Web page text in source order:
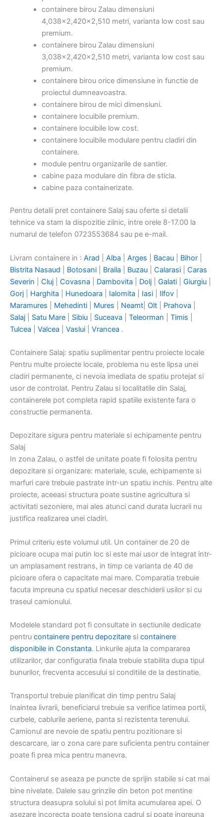
containere birou Zalau dimensiuni
4,038×2,420×2,510 metri, varianta low cost sau
premium.
containere birou Zalau dimensiuni
3,038×2,420×2,510 metri, varianta low cost sau
premium.
containere birou orice dimensiune in functie de
proiectul dumneavoastra.
containere birou de mici dimensiuni.
containere locuibile premium.
containere locuibile low cost.
containere locuibile modulare pentru cladiri din
containere.
module pentru organizarile de santier.
cabine paza modulare din fibra de sticla.
cabine paza containerizate.
Pentru detalii pret containere Salaj sau oferte si detalii
tehnice va stam la dispozitie zilnic, intre orele 8-17.00 la
numarul de telefon 0723553684 sau pe e-mail.
Livram containere in : Arad Alba Arges Bacau Bihor
Bistrita Nasaud
Botosani Braila Buzau Calarasi
Caras
Severin
Cluj Covasna Dambovita Dolj Galati Giurgiu
Gorj
Harghita Hunedoara Ialomita Iasi Ilfov
Maramures
Mehedinti Mures Neamt Olt Prahova
Salaj
Satu Mare Sibiu Suceava Teleorman Timis
Tulcea
Valcea Vaslui Vrancea .
Containere Salaj: spatiu suplimentar pentru proiecte locale
Pentru multe proiecte locale, problema nu este lipsa unei
cladiri permanente, ci nevoia imediata de spatiu protejat si
usor de controlat. Pentru Zalau si localitatile din Salaj,
containerele pot completa rapid spatiile existente fara o
constructie permanenta.
Depozitare sigura pentru materiale si echipamente pentru
Salaj
In zona Zalau, o astfel de unitate poate fi folosita pentru
depozitare si organizare: materiale, scule, echipamente si
marfuri care trebuie pastrate intr-un spatiu inchis. Pentru alte
proiecte, aceeasi structura poate sustine agricultura si
activitati sezoniere, mai ales atunci cand durata lucrarii nu
justifica realizarea unei cladiri.
Primul criteriu este volumul util. Un container de 20 de
picioare ocupa mai putin loc si este mai usor de integrat intr-
un amplasament restrans, in timp ce varianta de 40 de
picioare ofera o capacitate mai mare. Comparatia trebuie
facuta impreuna cu spatiul necesar deschiderii usilor si cu
traseul camionului.
Modelele standard pot fi consultate in sectiunile dedicate
pentru containere pentru depozitare si containere
disponibile in Constanta. Linkurile ajuta la compararea
utilizarilor, dar configuratia finala trebuie stabilita dupa tipul
bunurilor, frecventa accesului si conditiile de la destinatie.
Transportul trebuie planificat din timp pentru Salaj
Inaintea livrarii, beneficiarul trebuie sa verifice latimea portii,
curbele, cablurile aeriene, panta si rezistenta terenului.
Camionul are nevoie de spatiu pentru pozitionare si
descarcare, iar o zona care pare suficienta pentru container
poate fi prea mica pentru manevra.
Containerul se aseaza pe puncte de sprijin stabile si cat mai
bine nivelate. Dalele sau grinzile din beton pot mentine
structura deasupra solului si pot limita acumularea apei. O
asezare incorecta poate tensiona cadrul si poate ingreuna